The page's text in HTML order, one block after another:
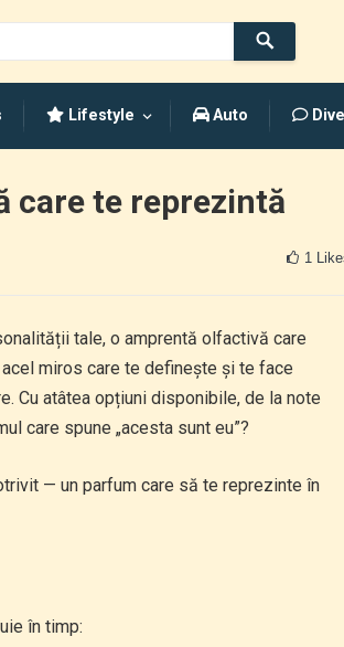
Lifestyle Auto
care te reprezintă
1
tale, o amprentă olfactivă care
miros care te definește și te face
Cu atâtea opțiuni disponibile, de la note
care spune „acesta sunt eu”?
— un parfum care să te reprezinte în
în timp: